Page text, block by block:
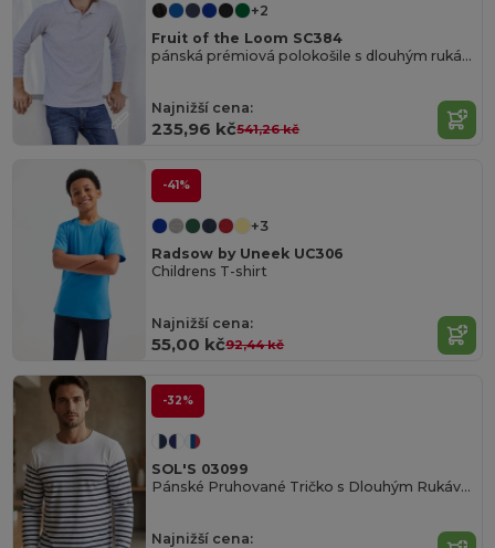
+2
Fruit of the Loom SC384
pánská prémiová polokošile s dlouhým rukávem
Najnižší cena:
235,96 kč541,26 kč
-41%
+3
Radsow by Uneek UC306
Childrens T-shirt
Najnižší cena:
55,00 kč92,44 kč
-32%
SOL'S 03099
Pánské Pruhované Tričko s Dlouhým Rukávem
Najnižší cena: